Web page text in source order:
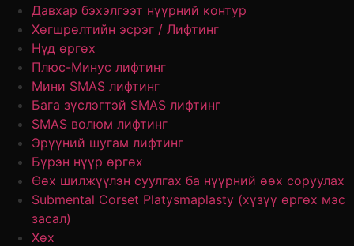
Давхар бэхэлгээт нүүрний контур
Хөгшрөлтийн эсрэг / Лифтинг
Нүд өргөх
Плюс-Минус лифтинг
Мини SMAS лифтинг
Бага зүслэгтэй SMAS лифтинг
SMAS волюм лифтинг
Эрүүний шугам лифтинг
Бүрэн нүүр өргөх
Өөх шилжүүлэн суулгах ба нүүрний өөх соруулах
Submental Corset Platysmaplasty (хүзүү өргөх мэс
засал)
Хөх